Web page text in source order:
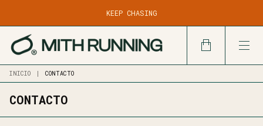
KEEP CHASING
DESPACHO EN 24/48 HS HÁBILES POR CADETERÍA EN CBA
INICIO | CONTACTO
CONTACTO